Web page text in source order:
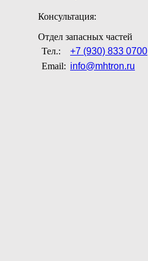
Консультация:
Отдел запасных частей
Тел.:
+7 (930) 833 0700
Email: info@mhtron.ru